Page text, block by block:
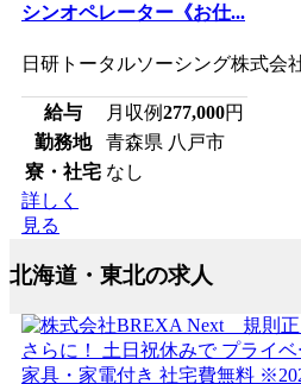
シンオペレーター《お仕...
日研トータルソーシング株式
給与 月収例277,000円
勤務地
青森県 八戸市
寮・社宅 なし
詳しく
見る
北海道・東北の求人